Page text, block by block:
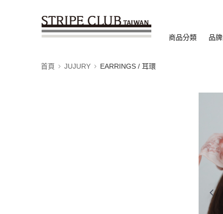
商品分類 品
首頁 JUJURY EARRINGS / 耳環